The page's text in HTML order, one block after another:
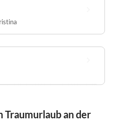
Traumurlaub an der